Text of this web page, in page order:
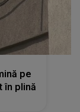
pe
în plină